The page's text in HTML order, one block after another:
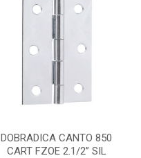
DOBRADICA CANTO 850
CART FZOE 2.1/2” SIL